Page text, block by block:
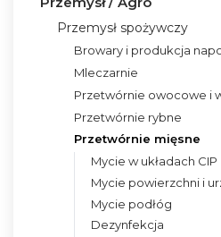
Przemysł spożywczy
Browary i produkcja
Mleczarnie
Przetwórnie owocowe i
Przetwórnie rybne
Przetwórnie mięsne
Mycie w układach CIP
Mycie powierzchni i
Mycie podłóg
Dezynfekcja